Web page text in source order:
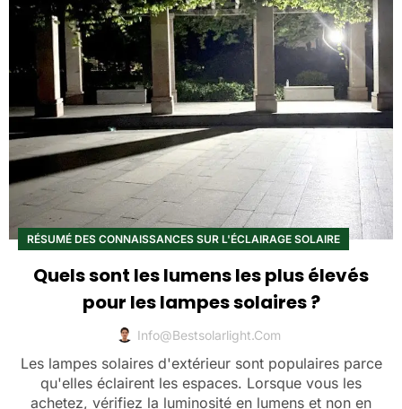
RÉSUMÉ DES CONNAISSANCES SUR L'ÉCLAIRAGE SOLAIRE
Quels sont les lumens les plus élevés
pour les lampes solaires ?
Info@bestsolarlight.com
Les lampes solaires d'extérieur sont populaires parce
qu'elles éclairent les espaces. Lorsque vous les
achetez, vérifiez la luminosité en lumens et non en